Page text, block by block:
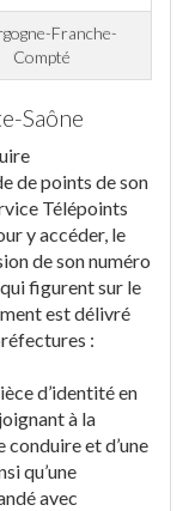
Franche-
Compté
Saône
de points de son
Télépoints
y accéder, le
de son numéro
figurent sur le
est délivré
:
d’identité en
à la
et d’une
qu’une
avec